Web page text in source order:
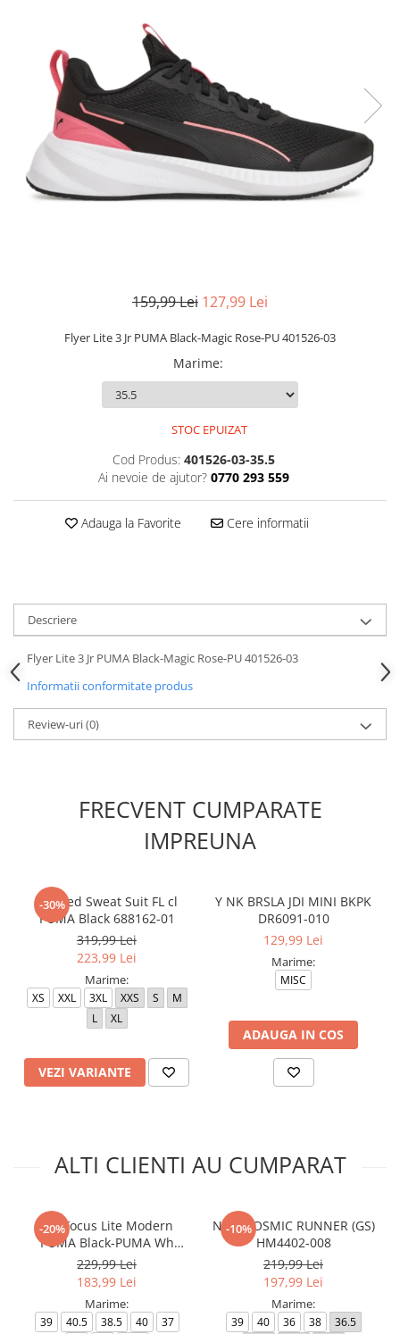
Slapi femei
159,99 Lei 127,99 Lei
Flyer Lite 3 Jr PUMA Black-Magic Rose-PU 401526-03
Marime:
STOC EPUIZAT
Cod Produs: 401526-03-35.5
Ai nevoie de ajutor? 0770 293 559
Adauga la Favorite Cere informatii
Descriere
Flyer Lite 3 Jr PUMA Black-Magic Rose-PU 401526-03
Informatii conformitate produs
Review-uri(0)
FRECVENT CUMPARATE
IMPREUNA
-30%
Hooded Sweat Suit FL cl
PUMA Black 688162-01
319,99 Lei
223,99 Lei
Marime:
XS XXL 3XL XXS S
M
L
XL
VEZI VARIANTE
Y NK BRSLA JDI MINI BKPK
DR6091-010
129,99 Lei
Marime:
MISC
ADAUGA IN COS
ALTI CLIENTI AU CUMPARAT
-20%
FlexFocus Lite Modern
PUMA Black-PUMA Wh
310093-40
229,99 Lei
183,99 Lei
Marime:
39 40.5 38.5 40
37
-10%
NIKE COSMIC RUNNER (GS)
HM4402-008
219,99 Lei
197,99 Lei
Marime:
39 40 36 38
36.5